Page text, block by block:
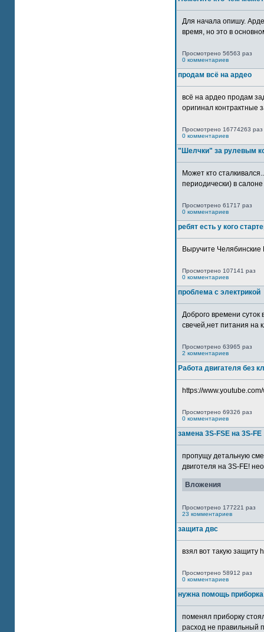
Для начала опишу.
время, но это в
Просмотрено 56563 раз
0 комментариев
продам всё на ардео
всё на ардео продам
оригинал контрактные
Просмотрено 16774263 раз
0 комментариев
"Шелчки" за рулевым
Может кто
периодически) в
Просмотрено 61717 раз
0 комментариев
ребят есть у кого
Выручите
Просмотрено 107141 раз
0 комментариев
проблема с электрикой
Доброго времени суток
свечей,нет питания на
Просмотрено 63965 раз
2 комментариев
Работа двигателя без
https://
Просмотрено 69326 раз
0 комментариев
замена 3S-FSE на 3S-FE
пропущу детальную
двиготеля на 3S-FE!
Вложения
Просмотрено 177221 раз
23 комментариев
защита двс
взял вот такую защиту
Просмотрено 58912 раз
0 комментариев
нужна помощь
поменял приборку
расход не правильный